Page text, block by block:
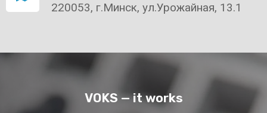
220053, г.Минск, ул.Урожайная, 13.1
VOKS — it works